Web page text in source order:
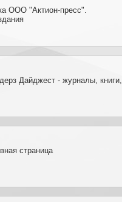
ООО "Актион-пресс".
Дайджест - журналы, книги,
страница